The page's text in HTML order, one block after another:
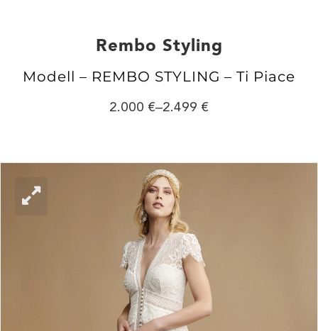
Rembo Styling
Modell – REMBO STYLING – Ti Piace
2.000 –2.499